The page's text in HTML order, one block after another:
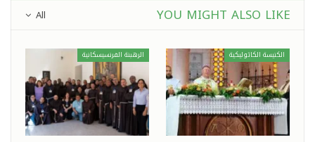
All YOU MIGHT ALSO LIKE
الكنيسة الكاثوليكية الرهبنة الفرنسيسكانية